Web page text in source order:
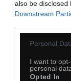
also be disclosed
Downstream
Personal
I want to
personal
Opted In